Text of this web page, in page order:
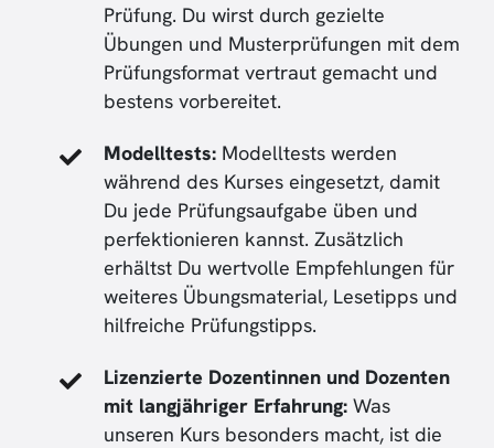
Prüfung. Du wirst durch gezielte
Übungen und Musterprüfungen mit dem
Prüfungsformat vertraut gemacht und
bestens vorbereitet.
Modelltests: Modelltests werden
während des Kurses eingesetzt, damit
Du jede Prüfungsaufgabe üben und
perfektionieren kannst. Zusätzlich
erhältst Du wertvolle Empfehlungen für
weiteres Übungsmaterial, Lesetipps und
hilfreiche Prüfungstipps.
Lizenzierte Dozentinnen und Dozenten
mit langjähriger Erfahrung: Was
unseren Kurs besonders macht, ist die